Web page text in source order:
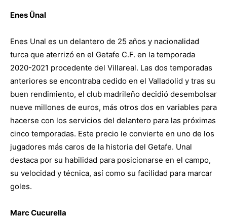
Enes Ünal
Enes Unal es un delantero de 25 años y nacionalidad
turca que aterrizó en el Getafe C.F. en la temporada
2020-2021 procedente del Villareal. Las dos temporadas
anteriores se encontraba cedido en el Valladolid y tras su
buen rendimiento, el club madrileño decidió desembolsar
nueve millones de euros, más otros dos en variables para
hacerse con los servicios del delantero para las próximas
cinco temporadas. Este precio le convierte en uno de los
jugadores más caros de la historia del Getafe. Unal
destaca por su habilidad para posicionarse en el campo,
su velocidad y técnica, así como su facilidad para marcar
goles.
Marc Cucurella